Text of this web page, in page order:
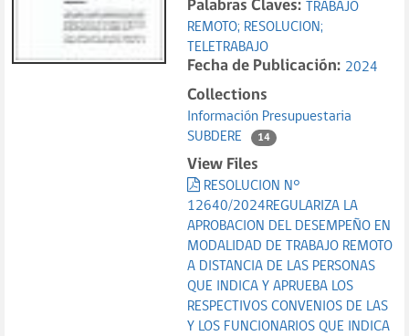
Palabras Claves:
TRABAJO
REMOTO; RESOLUCION;
TELETRABAJO
Fecha de Publicación: 2024
Collections
Información Presupuestaria
SUBDERE
14
View Files
RESOLUCION N°
12640/2024REGULARIZA LA
APROBACION DEL DESEMPEÑO EN
MODALIDAD DE TRABAJO REMOTO
A DISTANCIA DE LAS PERSONAS
QUE INDICA Y APRUEBA LOS
RESPECTIVOS CONVENIOS DE LAS
Y LOS FUNCIONARIOS QUE INDICA